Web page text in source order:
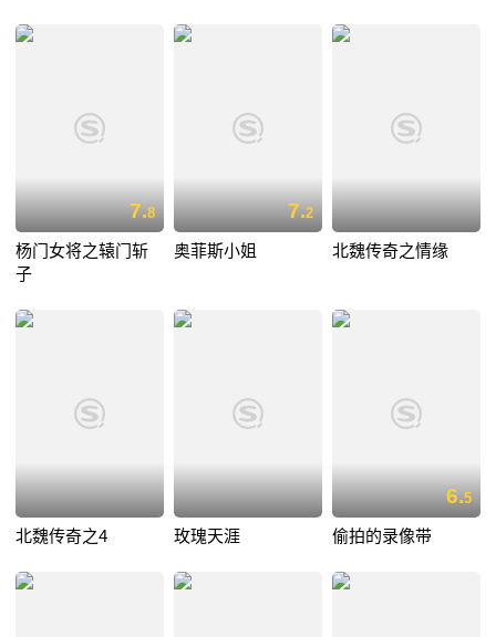
7.8
杨门女将之辕门斩
子
7.2
奥菲斯小姐 北魏传奇之情缘
北魏传奇之4 玫瑰天涯
6.5
偷拍的录像带